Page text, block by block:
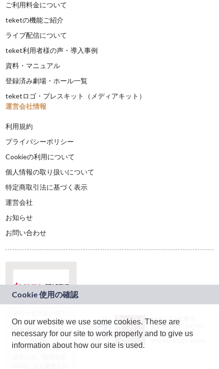
ご利用料金について
teketの機能ご紹介
ライブ配信について
teket利用者様の声・導入事例
資料・マニュアル
登録済み劇場・ホール一覧
teketロゴ・プレスキット（メディアキット）
運営会社情報
利用規約
プライバシーポリシー
Cookieの利用について
個人情報の取り扱いについて
特定商取引法に基づく表示
運営会社
お知らせ
お問い合わせ
ドコモグループの新
規事業創出プログラ
ム「docomo
STARTUP」を通じて
JASRAC許諾番号：
9024936001Y45037
JASRAC許諾番号：
On our website we use some cookies. These are
necessary for our site to work properly and to give us
information about how our site is used.